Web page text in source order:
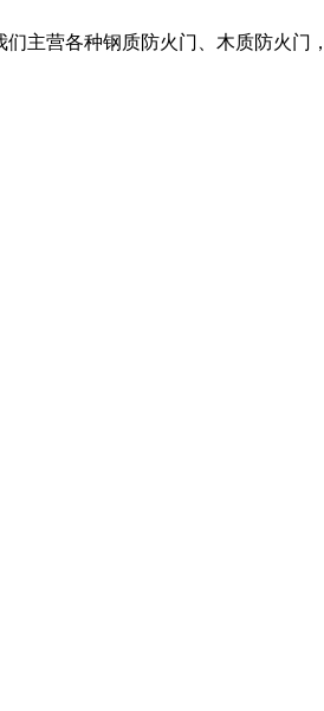
主营各种钢质防火门、木质防火